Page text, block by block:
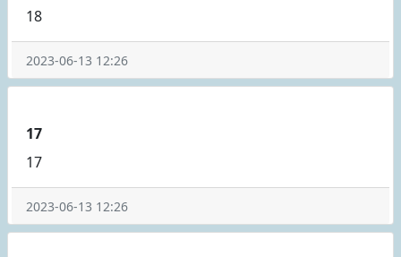
18
2023-06-13 12:26
17
17
2023-06-13 12:26